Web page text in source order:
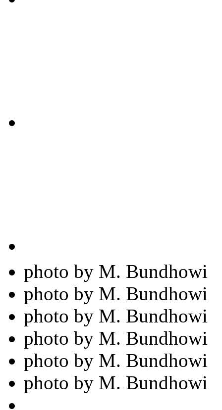
photo by M. Bundhowi
photo by M. Bundhowi
photo by M. Bundhowi
photo by M. Bundhowi
photo by M. Bundhowi
photo by M. Bundhowi